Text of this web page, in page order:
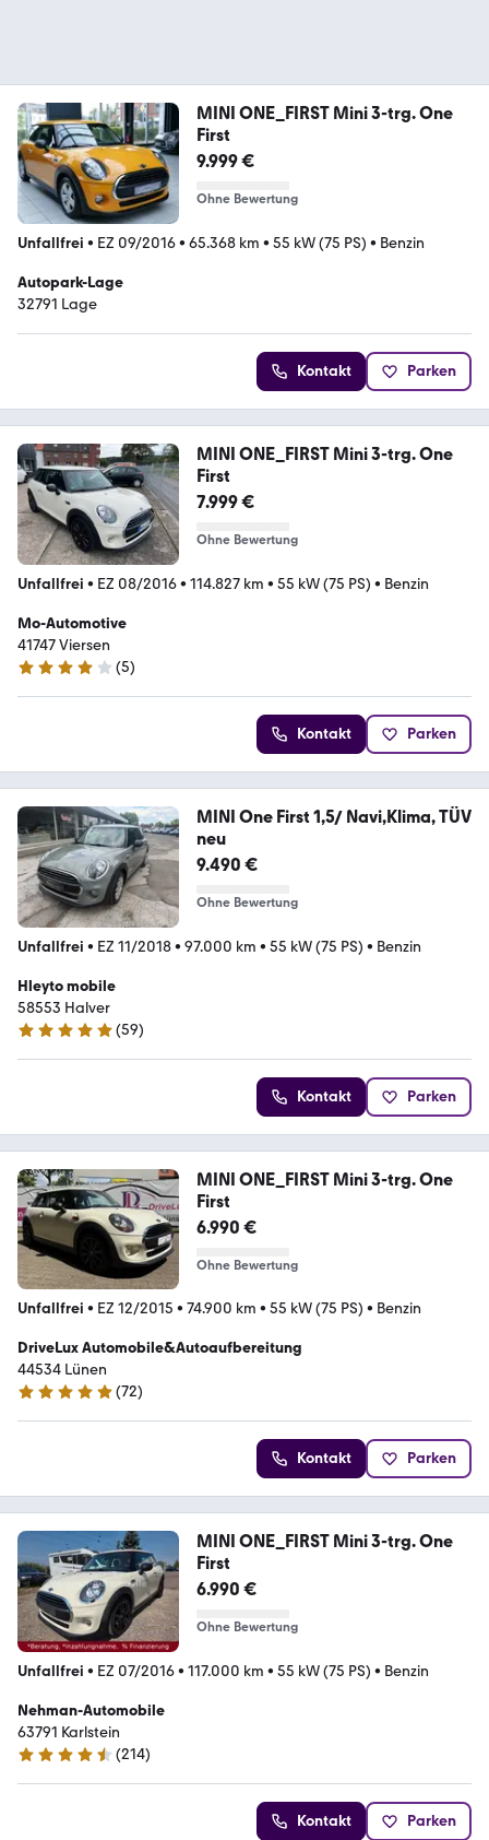
MINI ONE_FIRST Mini 3-trg. One
First
9.999 €
Ohne Bewertung
Unfallfrei • EZ 09/2016• 65.368 km • 55 kW (75 PS) • Benzin
Autopark-Lage
32791 Lage
Kontakt Parken
MINI ONE_FIRST Mini 3-trg. One
First
7.999 €
Ohne Bewertung
Unfallfrei • EZ 08/2016• 114.827 km • 55 kW (75 PS) • Benzin
Mo-Automotive
41747 Viersen
3.8 Sterne
(5)
Kontakt Parken
MINI One First 1,5/ Navi,Klima, TÜV
neu
9.490 €
Ohne Bewertung
Unfallfrei • EZ 11/2018• 97.000 km • 55 kW (75 PS) • Benzin
Hleyto mobile
58553 Halver
5 Sterne
(59)
Kontakt Parken
MINI ONE_FIRST Mini 3-trg. One
First
6.990 €
Ohne Bewertung
Unfallfrei • EZ 12/2015 • 74.900 km • 55 kW (75 PS) • Benzin
DriveLux Automobile&Autoaufbereitung
44534 Lünen
4.9 Sterne
(72)
Kontakt Parken
MINI ONE_FIRST Mini 3-trg. One
First
6.990 €
Ohne Bewertung
Unfallfrei • EZ 07/2016• 117.000 km • 55 kW (75 PS) • Benzin
Nehman-Automobile
63791 Karlstein
4.7 Sterne
(214)
Kontakt Parken